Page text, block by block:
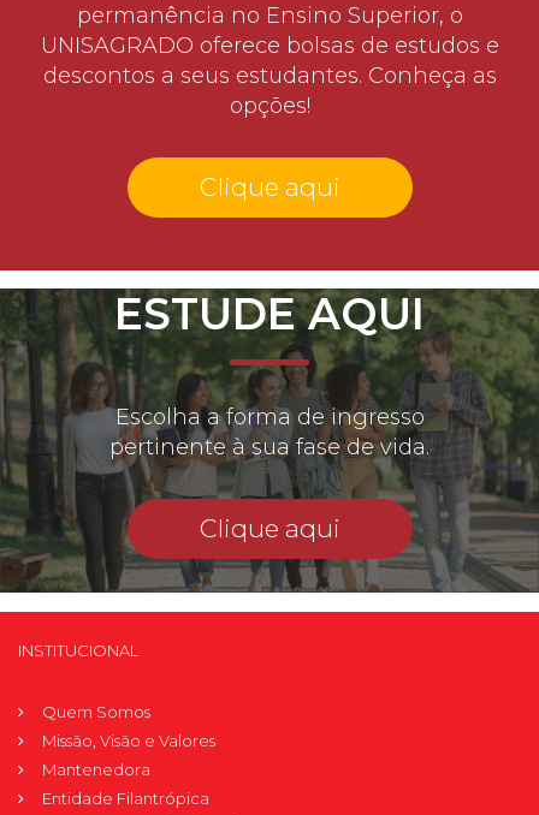
permanência no Ensino Superior, o
UNISAGRADO oferece bolsas de estudos e
descontos a seus estudantes. Conheça as
opções!
Clique aqui
ESTUDE AQUI
Escolha a forma de ingresso
pertinente à sua fase de vida.
Clique aqui
INSTITUCIONAL
Quem Somos
Missão, Visão e Valores
Mantenedora
Entidade Filantrópica